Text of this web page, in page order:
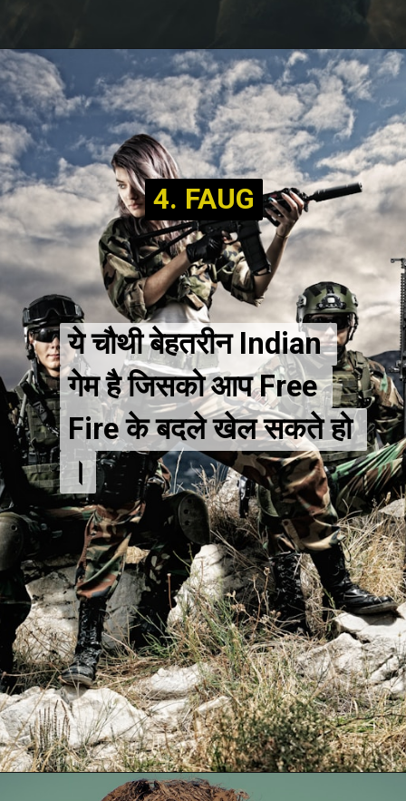
ये चौथी बेहतरीन Indian
गेम है जिसको आप Free
Fire के बदले खेल सकते हो
।
ये चौथी बेहतरीन Indian
गेम है जिसको आप Free
Fire के बदले खेल सकते हो
।
4. FAUG
4. FAUG